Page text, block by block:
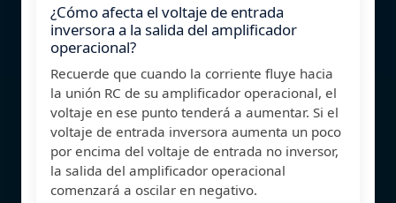
¿Cómo afecta el voltaje de entrada
inversora a la salida del amplificador
operacional?
Recuerde que cuando la corriente fluye hacia
la unión RC de su amplificador operacional, el
voltaje en ese punto tenderá a aumentar. Si el
voltaje de entrada inversora aumenta un poco
por encima del voltaje de entrada no inversor,
la salida del amplificador operacional
comenzará a oscilar en negativo.